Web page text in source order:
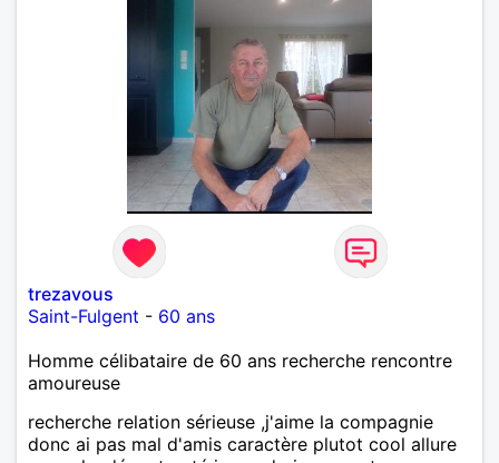
trezavous
Saint-Fulgent - 60 ans
Homme célibataire de 60 ans recherche rencontre
amoureuse
recherche relation sérieuse ,j'aime la compagnie
donc ai pas mal d'amis caractère plutot cool allure